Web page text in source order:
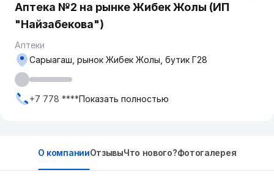
Аптека №2 на рынке Жибек Жолы (ИП
"Найзабекова")
Аптеки
Сарыагаш, рынок Жибек Жолы, бутик Г28
+7 778 ****Показать полностью
О компанииОтзывыЧто нового?Фотогалерея